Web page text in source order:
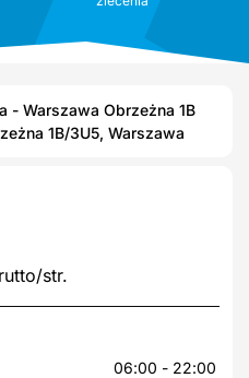
- Warszawa Obrzeżna 1B
1B/3U5, Warszawa
06:00 - 22:00
str.